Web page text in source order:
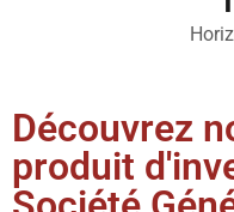
Découvrez
produit